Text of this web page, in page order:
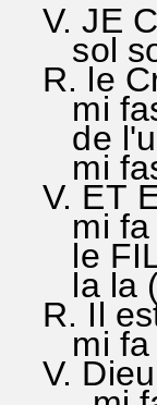
V. JE
sol
R. le
mi
de
mi
V. ET
mi fa
le
la la
R. Il
mi fa
V.